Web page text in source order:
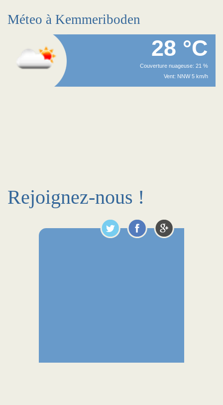
Méteo à Kemmeriboden
28 °C
Couverture nuageuse: 21 %
Vent: NNW 5 km/h
Rejoignez-nous !